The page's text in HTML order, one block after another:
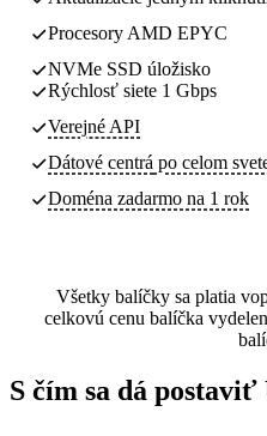
Procesory AMD EPYC
NVMe SSD úložisko
Rýchlosť siete 1 Gbps
Verejné API
Dátové centrá po celom
Doména zadarmo na 1 rok
Všetky balíčky sa platia
celkovú cenu balíčka
S čím sa dá postaviť